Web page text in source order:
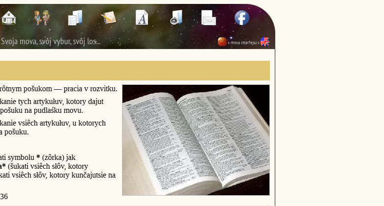
Svoja mova, svôj vybur, svôj los... « mova interfejsu »
pošukom — pracia v rozvitku.
tych artykułuv, kotory dajut
na pudlaśku movu.
vsiêch artykułuv, u kotorych
pošuku.
symbolu * (zôrka) jak
(šukati vsiêch słôv, kotory
vsiêch słôv, kotory kunčajutsie na